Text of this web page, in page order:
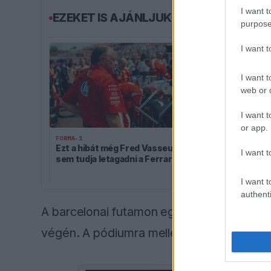
I want
I want
I want
web or
I want
or app.
I want
I want
EZEKET IS AJÁNLJUK
FORMA-1
Ezt a hibát még Fred Vasseur
sem tudja letagadni a Ferrarinál
Jelentős
az Aston
A barcelonai futamon egyébként
végén. A pódiumra mellette Carpe,